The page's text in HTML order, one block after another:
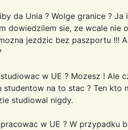
da Unia ? Wolge granice ?
dowiedzilem sie, ze wcale nie
jezdzic bez paszportu !!!
w UE ? Mozesz ! Ale
studentow na to stac ? Ten kto
studiowal nigdy.
w UE ? W przypadku